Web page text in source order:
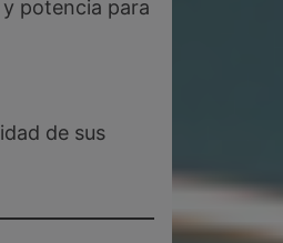
potencia para
de sus